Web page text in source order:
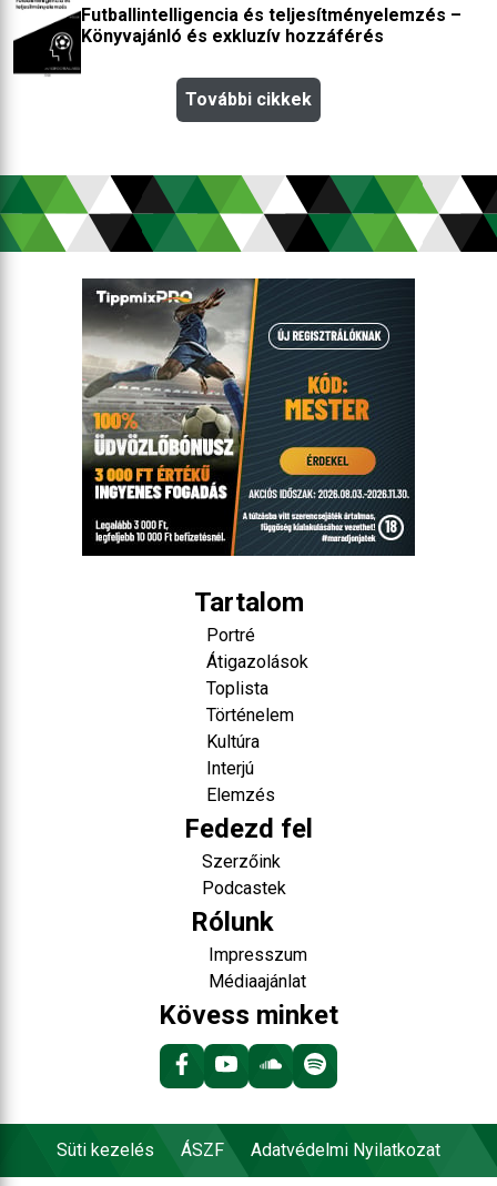
Futballintelligencia és teljesítményelemzés –
Könyvajánló és exkluzív hozzáférés
További cikkek
Tartalom
Portré
Átigazolások
Toplista
Történelem
Kultúra
Interjú
Elemzés
Fedezd fel
Szerzőink
Podcastek
Rólunk
Impresszum
Médiaajánlat
Kövess minket
Süti kezelés ÁSZF Adatvédelmi Nyilatkozat